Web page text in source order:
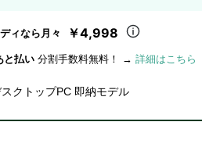
ィなら月々 ￥4,998
と払い 分割手数料無料！ → 詳細はこちら
クトップPC 即納モデル